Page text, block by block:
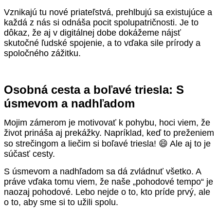
Vznikajú tu nové priateľstvá, prehlbujú sa existujúce a
každá z nás si odnáša pocit spolupatričnosti. Je to
dôkaz, že aj v digitálnej dobe dokážeme nájsť
skutočné ľudské spojenie, a to vďaka sile prírody a
spoločného zážitku.
Osobná cesta a boľavé triesla: S
úsmevom a nadhľadom
Mojim zámerom je motivovať k pohybu, hoci viem, že
život prináša aj prekážky. Napríklad, keď to preženiem
so strečingom a liečim si boľavé triesla! 😄 Ale aj to je
súčasť cesty.
S úsmevom a nadhľadom sa dá zvládnuť všetko. A
práve vďaka tomu viem, že naše „pohodové tempo“ je
naozaj pohodové. Lebo nejde o to, kto príde prvý, ale
o to, aby sme si to užili spolu.